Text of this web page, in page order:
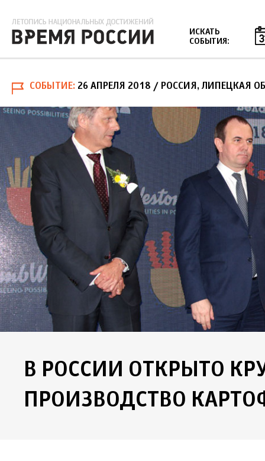
ИСКАТЬ
СОБЫТИЯ:
СОБЫТИЕ 26 АПРЕЛЯ 2018 / РОССИЯ, ЛИПЕЦКАЯ
В РОССИИ ОТКРЫТО
ПРОИЗВОДСТВО